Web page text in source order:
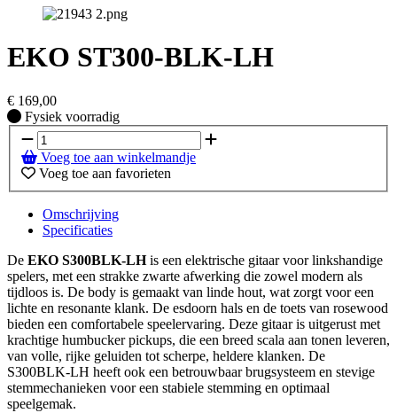
EKO ST300-BLK-LH
€ 169,00
Fysiek voorradig
Fysiek voorradig
Voeg toe aan winkelmandje
Voeg toe aan favorieten
Omschrijving
Specificaties
De EKO S300BLK-LHis een elektrische gitaar voor linkshandige
spelers, met een strakke zwarte afwerking die zowel modern als
tijdloos is. De body is gemaakt van linde hout, wat zorgt voor een
lichte en resonante klank. De esdoorn hals en de toets van rosewood
bieden een comfortabele speelervaring. Deze gitaar is uitgerust met
krachtige humbucker pickups, die een breed scala aan tonen leveren,
van volle, rijke geluiden tot scherpe, heldere klanken. De
S300BLK-LH heeft ook een betrouwbaar brugsysteem en stevige
stemmechanieken voor een stabiele stemming en optimaal
speelgemak.